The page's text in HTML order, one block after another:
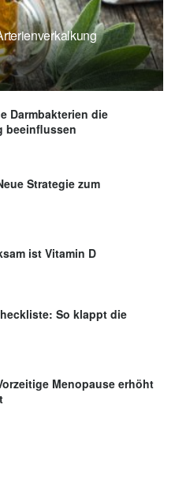
Darmbakterien die
beeinflussen
Strategie zum
ist Vitamin D
So klappt die
Menopause erhöht